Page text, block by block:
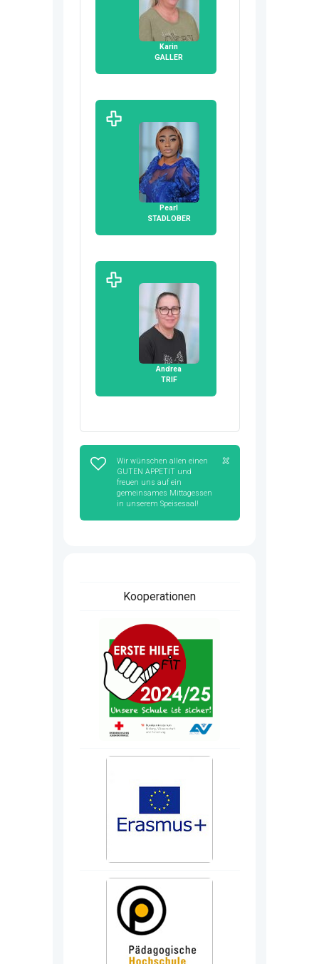
Karin
GALLER
Pearl
STADLOBER
Andrea
TRIF
Wir wünschen allen einen
GUTEN APPETIT und
freuen uns auf ein
gemeinsames Mittagessen
in unserem Speisesaal!
Kooperationen